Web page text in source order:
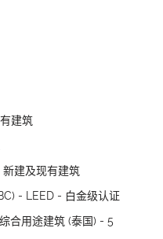
建筑
建及现有建筑
- LEED - 白金级认证
合用途建筑 (泰国) - 5